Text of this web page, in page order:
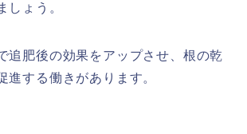
しょう。
追肥後の効果をアップさせ、根の乾
進する働きがあります。